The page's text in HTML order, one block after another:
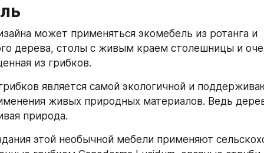
может применяться экомебель из ротанга и
дерева, столы с живым краем столешницы и
из грибков.
является самой экологичной и
живых природных материалов. Ведь
природа.
этой необычной мебели применяют